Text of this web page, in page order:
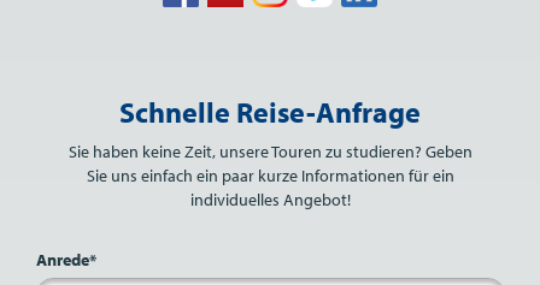
Schnelle Reise-Anfrage
Sie haben keine Zeit, unsere Touren zu studieren? Geben
Sie uns einfach ein paar kurze Informationen für ein
individuelles Angebot!
Anrede*